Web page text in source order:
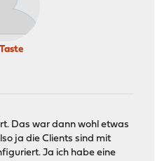
Taste
Das war dann wohl etwas
ja die Clients sind mit
Ja ich habe eine